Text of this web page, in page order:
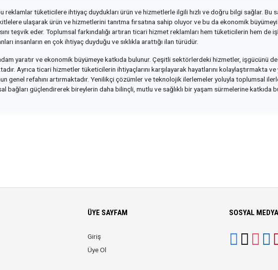
tüketicilere ihtiyaç duydukları ürün ve hizmetlerle ilgili hızlı ve doğru bilgi sağlar. Bu
ulaşarak ürün ve hizmetlerini tanıtma fırsatına sahip oluyor ve bu da ekonomik
teşvik eder. Toplumsal farkındalığı artıran ticari hizmet reklamları hem tüketicilerin hem de
insanların en çok ihtiyaç duyduğu ve sıklıkla arattığı ilan türüdür.
yaratır ve ekonomik büyümeye katkıda bulunur. Çeşitli sektörlerdeki hizmetler, işgücünü
Ayrıca ticari hizmetler tüketicilerin ihtiyaçlarını karşılayarak hayatlarını kolaylaştırmakta
genel refahını artırmaktadır. Yenilikçi çözümler ve teknolojik ilerlemeler yoluyla toplumsal
güçlendirerek bireylerin daha bilinçli, mutlu ve sağlıklı bir yaşam sürmelerine katkıda
ÜYE SAYFAM
Giriş
Üye Ol
SOSYAL MEDYA